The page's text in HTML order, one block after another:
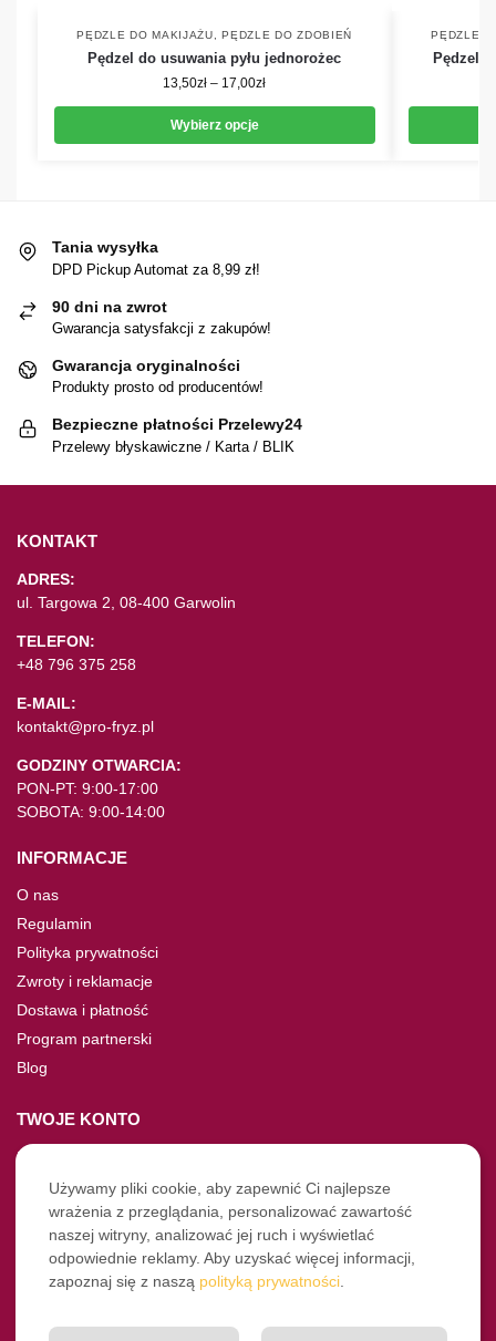
PĘDZLE DO MAKIJAŻU,PĘDZLE DO ZDOBIEŃ
Pędzel do usuwania pyłu jednorożec
13,50zł – 17,00zł
Wybierz opcje
PĘDZLE
Pędzel
Tania wysyłka
DPD Pickup Automat za 8,99 zł!
90 dni na zwrot
Gwarancja satysfakcji z zakupów!
Gwarancja oryginalności
Produkty prosto od producentów!
Bezpieczne płatności Przelewy24
Przelewy błyskawiczne / Karta / BLIK
KONTAKT
ADRES:
ul. Targowa 2, 08-400 Garwolin
TELEFON:
+48 796 375 258
E-MAIL:
kontakt@pro-fryz.pl
GODZINY OTWARCIA:
PON-PT: 9:00-17:00
SOBOTA: 9:00-14:00
INFORMACJE
O nas
Regulamin
Polityka prywatności
Zwroty i reklamacje
Dostawa i płatność
Program partnerski
Blog
TWOJE KONTO
Moje konto
Nie pamiętasz hasła?
Twoje zamówienia
NASZE SOCIALE
Instagram
Używamy pliki cookie, aby zapewnić Ci najlepsze
wrażenia z przeglądania, personalizować zawartość
naszej witryny, analizować jej ruch i wyświetlać
odpowiednie reklamy. Aby uzyskać więcej informacji,
zapoznaj się z naszą polityką prywatności